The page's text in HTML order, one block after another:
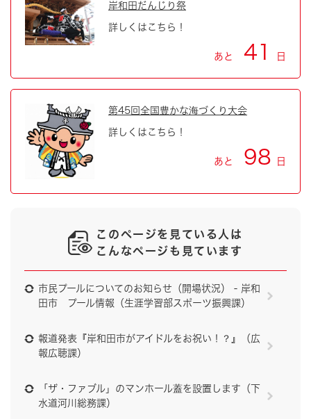
岸和田だんじり祭
詳しくはこちら！
あと 41 日
第45回全国豊かな海づくり大会
詳しくはこちら！
あと 98 日
このページを見ている人は
こんなページも見ています
市民プールについてのお知らせ（開場状況） - 岸和
田市 プール情報（生涯学習部スポーツ振興課）
報道発表『岸和田市がアイドルをお祝い！？』（広
報広聴課）
「ザ・ファブル」のマンホール蓋を設置します（下
水道河川総務課）